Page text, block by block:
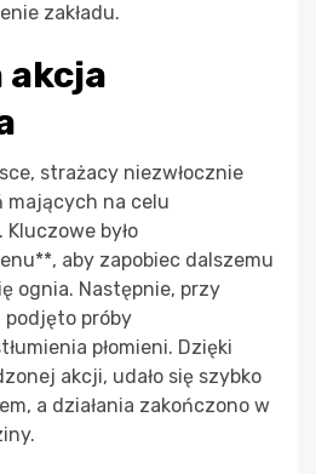
zakładu.
akcja
strażacy niezwłocznie
mających na celu
było
aby zapobiec dalszemu
ognia. Następnie, przy
podjęto próby
płomieni. Dzięki
akcji, udało się szybko
a działania zakończono w